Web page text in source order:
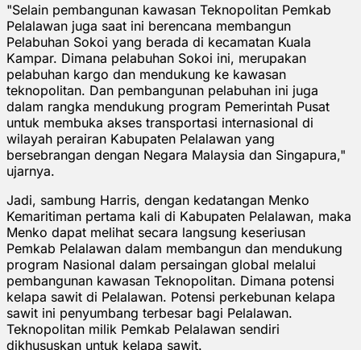
"Selain pembangunan kawasan Teknopolitan Pemkab
Pelalawan juga saat ini berencana membangun
Pelabuhan Sokoi yang berada di kecamatan Kuala
Kampar. Dimana pelabuhan Sokoi ini, merupakan
pelabuhan kargo dan mendukung ke kawasan
teknopolitan. Dan pembangunan pelabuhan ini juga
dalam rangka mendukung program Pemerintah Pusat
untuk membuka akses transportasi internasional di
wilayah perairan Kabupaten Pelalawan yang
bersebrangan dengan Negara Malaysia dan Singapura,"
ujarnya.
Jadi, sambung Harris, dengan kedatangan Menko
Kemaritiman pertama kali di Kabupaten Pelalawan, maka
Menko dapat melihat secara langsung keseriusan
Pemkab Pelalawan dalam membangun dan mendukung
program Nasional dalam persaingan global melalui
pembangunan kawasan Teknopolitan. Dimana potensi
kelapa sawit di Pelalawan. Potensi perkebunan kelapa
sawit ini penyumbang terbesar bagi Pelalawan.
Teknopolitan milik Pemkab Pelalawan sendiri
dikhususkan untuk kelapa sawit.